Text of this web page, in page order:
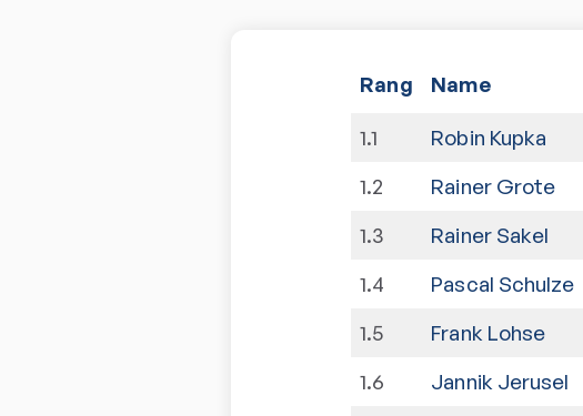
Rang Name
1.1 Robin Kupka
1.2 Rainer Grote
1.3 Rainer Sakel
1.4 Pascal Schulze
1.5 Frank Lohse
1.6 Jannik Jerusel